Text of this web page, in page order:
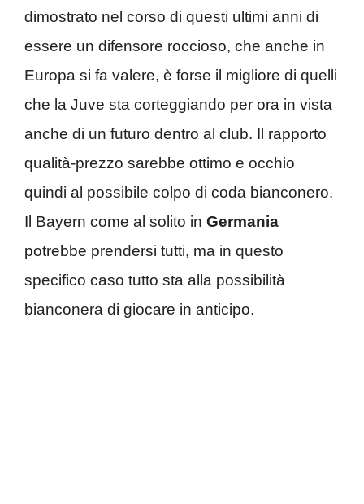
dimostrato nel corso di questi ultimi anni di
essere un difensore roccioso, che anche in
Europa si fa valere, è forse il migliore di quelli
che la Juve sta corteggiando per ora in vista
anche di un futuro dentro al club. Il rapporto
qualità-prezzo sarebbe ottimo e occhio
quindi al possibile colpo di coda bianconero.
Il Bayern come al solito in Germania
potrebbe prendersi tutti, ma in questo
specifico caso tutto sta alla possibilità
bianconera di giocare in anticipo.